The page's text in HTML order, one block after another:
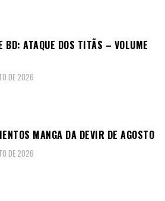
BD: ATAQUE DOS TITÃS – VOLUME
DE 2026
MANGA DA DEVIR DE AGOSTO
DE 2026